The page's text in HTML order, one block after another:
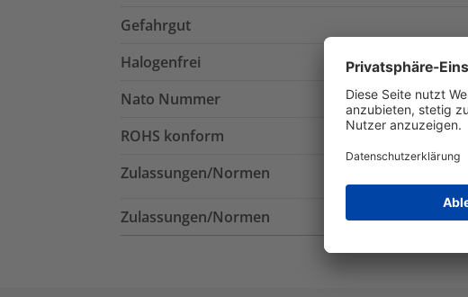
Gefahrgut
Halogenfrei
Nato Nummer
ROHS konform
Zulassungen/Normen
Zulassungen/Normen